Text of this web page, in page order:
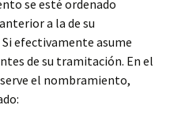
se esté ordenado
a la de su
efectivamente asume
de su tramitación. En el
el nombramiento,